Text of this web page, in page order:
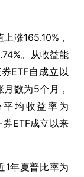
上涨165.10% ，
。从收益能
ETF自成立以
月数为5个月，
平均收益率为
券ETF成立以来
1年夏普比率为